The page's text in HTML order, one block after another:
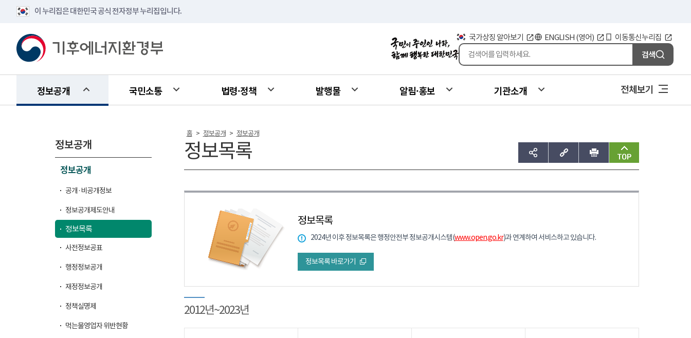
이 누리집은 대한민국 공식 전자정부 누리집입니다.
국가상징 알아보기 ENGLISH (영어) 이동통신누리집
검색
정보공개 국민소통 법령·정책 발행물 알림·홍보 기관소개 전체보기
정보공개
정보공개
공개·비공개정보
정보공개제도안내
정보목록
사전정보공표
행정정보공개
재정정보공개
정책실명제
먹는물영업자 위반현황
홈 > 정보공개 > 정보공개
정보목록 sns공유하기 주소복사 인쇄 맨위로
정보목록
2024년 이후 정보목록은 행정안전부 정보공개시스템(www.open.go.kr)과 연계하여 서비스하고 있습니다.
정보목록 바로가기
2012년~2023년